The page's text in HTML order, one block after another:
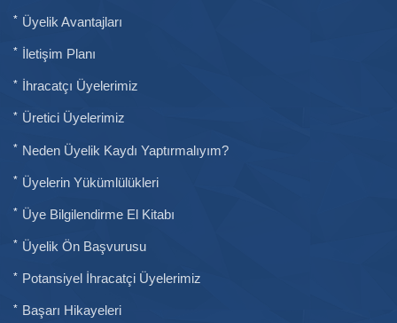
Üyelik Avantajları
İletişim Planı
İhracatçı Üyelerimiz
Üretici Üyelerimiz
Neden Üyelik Kaydı Yaptırmalıyım?
Üyelerin Yükümlülükleri
Üye Bilgilendirme El Kitabı
Üyelik Ön Başvurusu
Potansiyel İhracatçi Üyelerimiz
Başarı Hikayeleri